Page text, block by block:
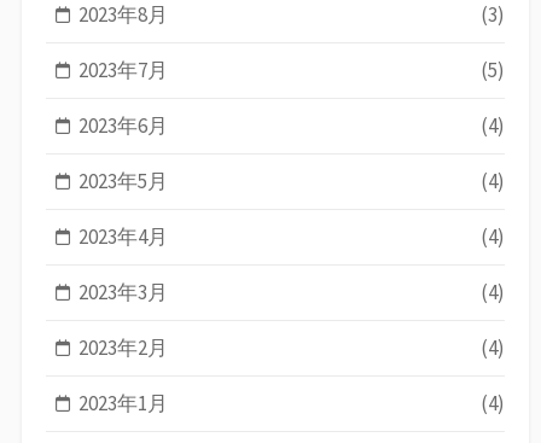
2023年8月 (3)
2023年7月 (5)
2023年6月 (4)
2023年5月 (4)
2023年4月 (4)
2023年3月 (4)
2023年2月 (4)
2023年1月 (4)